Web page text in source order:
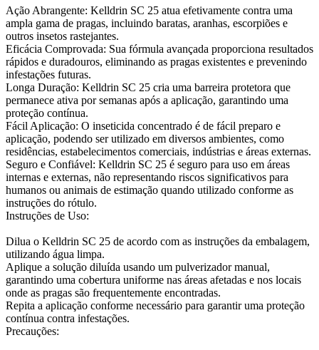
Ação Abrangente: Kelldrin SC 25 atua efetivamente contra uma
ampla gama de pragas, incluindo baratas, aranhas, escorpiões e
outros insetos rastejantes.
Eficácia Comprovada: Sua fórmula avançada proporciona resultados
rápidos e duradouros, eliminando as pragas existentes e prevenindo
infestações futuras.
Longa Duração: Kelldrin SC 25 cria uma barreira protetora que
permanece ativa por semanas após a aplicação, garantindo uma
proteção contínua.
Fácil Aplicação: O inseticida concentrado é de fácil preparo e
aplicação, podendo ser utilizado em diversos ambientes, como
residências, estabelecimentos comerciais, indústrias e áreas externas.
Seguro e Confiável: Kelldrin SC 25 é seguro para uso em áreas
internas e externas, não representando riscos significativos para
humanos ou animais de estimação quando utilizado conforme as
instruções do rótulo.
Instruções de Uso:
Dilua o Kelldrin SC 25 de acordo com as instruções da embalagem,
utilizando água limpa.
Aplique a solução diluída usando um pulverizador manual,
garantindo uma cobertura uniforme nas áreas afetadas e nos locais
onde as pragas são frequentemente encontradas.
Repita a aplicação conforme necessário para garantir uma proteção
contínua contra infestações.
Precauções: